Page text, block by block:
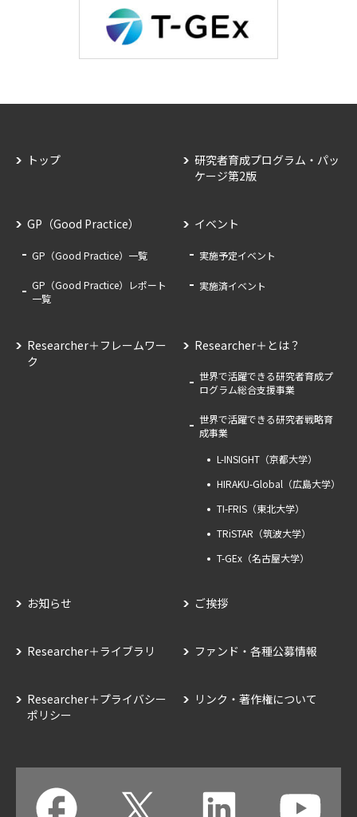
トップ
研究者育成プログラム・パッ
ケージ第2版
GP（Good Practice）
GP（Good Practice）一覧
GP（Good Practice）レポート
一覧
イベント
実施予定イベント
実施済イベント
Researcher＋フレームワー
ク
Researcher＋とは？
世界で活躍できる研究者育成プ
ログラム総合支援事業
世界で活躍できる研究者戦略育
成事業
L-INSIGHT（京都大学）
HIRAKU-Global（広島大学）
TI-FRIS（東北大学）
TRiSTAR（筑波大学）
T-GEx（名古屋大学）
お知らせ ご挨拶
Researcher＋ライブラリ ファンド・各種公募情報
Researcher＋プライバシー
ポリシー
リンク・著作権について